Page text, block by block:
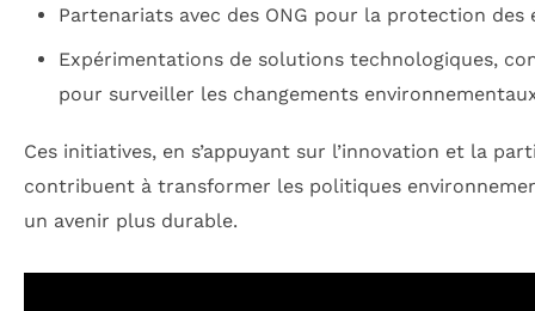
Partenariats avec des ONG pour la protection des
Expérimentations de solutions technologiques,
pour surveiller les changements
Ces initiatives, en s’appuyant sur l’innovation et la
contribuent à transformer les politiques
un avenir plus durable.